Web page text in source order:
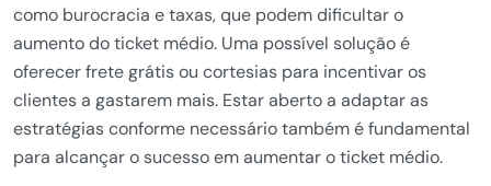
como burocracia e taxas, que podem dificultar o
aumento do ticket médio. Uma possível solução é
oferecer frete grátis ou cortesias para incentivar os
clientes a gastarem mais. Estar aberto a adaptar as
estratégias conforme necessário também é fundamental
para alcançar o sucesso em aumentar o ticket médio.